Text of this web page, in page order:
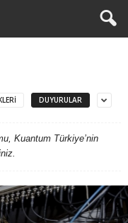
DUYURULAR
Kuantum Türkiye’nin